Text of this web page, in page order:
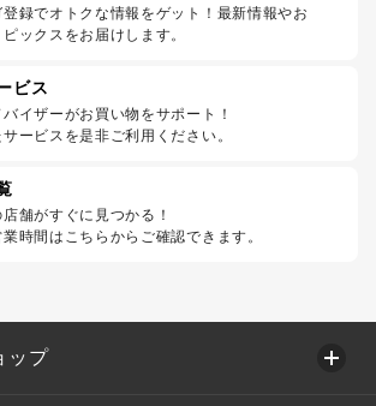
登録でオトクな情報をゲット！最新情報やお
ックスをお届けします。
ビス
イザーがお買い物をサポート！
ービスを是非ご利用ください。
舗がすぐに見つかる！
時間はこちらからご確認できます。
ップ